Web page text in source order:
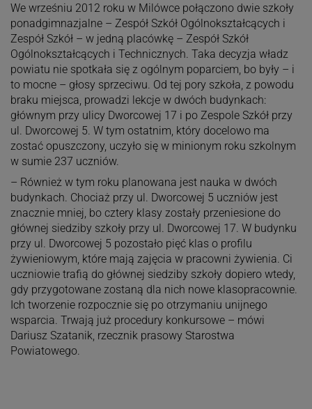
We wrześniu 2012 roku w Milówce połączono dwie szkoły
ponadgimnazjalne – Zespół Szkół Ogólnokształcących i
Zespół Szkół – w jedną placówkę – Zespół Szkół
Ogólnokształcących i Technicznych. Taka decyzja władz
powiatu nie spotkała się z ogólnym poparciem, bo były – i
to mocne – głosy sprzeciwu. Od tej pory szkoła, z powodu
braku miejsca, prowadzi lekcje w dwóch budynkach:
głównym przy ulicy Dworcowej 17 i po Zespole Szkół przy
ul. Dworcowej 5. W tym ostatnim, który docelowo ma
zostać opuszczony, uczyło się w minionym roku szkolnym
w sumie 237 uczniów.
– Również w tym roku planowana jest nauka w dwóch
budynkach. Chociaż przy ul. Dworcowej 5 uczniów jest
znacznie mniej, bo cztery klasy zostały przeniesione do
głównej siedziby szkoły przy ul. Dworcowej 17. W budynku
przy ul. Dworcowej 5 pozostało pięć klas o profilu
żywieniowym, które mają zajęcia w pracowni żywienia. Ci
uczniowie trafią do głównej siedziby szkoły dopiero wtedy,
gdy przygotowane zostaną dla nich nowe klasopracownie.
Ich tworzenie rozpocznie się po otrzymaniu unijnego
wsparcia. Trwają już procedury konkursowe – mówi
Dariusz Szatanik, rzecznik prasowy Starostwa
Powiatowego.